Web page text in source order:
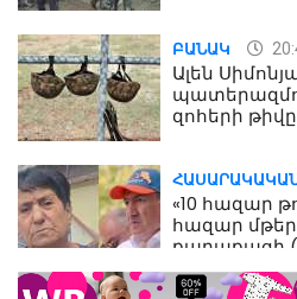
ԲԱՆԱԿ
Ալեն
զոհերի թիվը
«10 հազար
հազար
քաղաքացի